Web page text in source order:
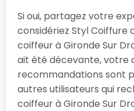
Si oui, partagez votre
considériez Styl Coiffure
coiffeur à Gironde Sur
ait été décevante, votre
recommandations sont
autres utilisateurs qui
coiffeur à Gironde Sur